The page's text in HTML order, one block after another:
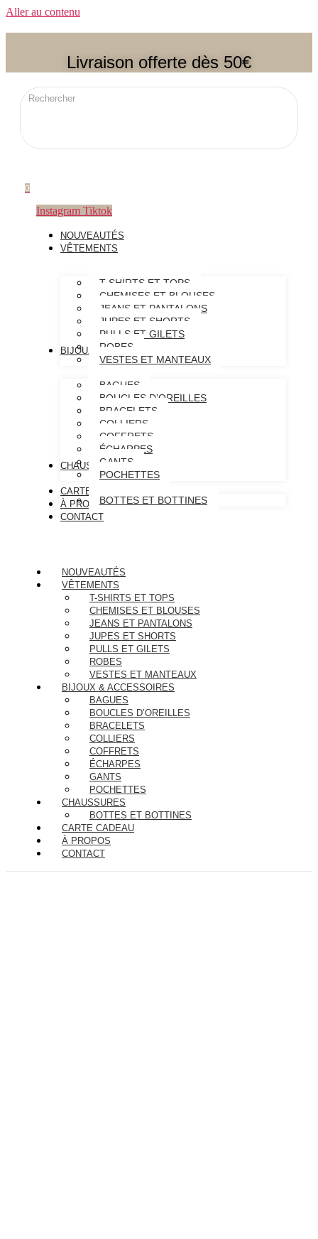
Aller au contenu
Livraison offerte dès 50€
0
Instagram Tiktok
NOUVEAUTÉS
VÊTEMENTS
T-SHIRTS ET TOPS
CHEMISES ET BLOUSES
JEANS ET PANTALONS
JUPES ET SHORTS
PULLS ET GILETS
ROBES
VESTES ET MANTEAUX
BIJOUX & ACCESSOIRES
BAGUES
BOUCLES D’OREILLES
BRACELETS
COLLIERS
COFFRETS
ÉCHARPES
GANTS
POCHETTES
CHAUSSURES
BOTTES ET BOTTINES
CARTE CADEAU
À PROPOS
CONTACT
NOUVEAUTÉS
VÊTEMENTS
T-SHIRTS ET TOPS
CHEMISES ET BLOUSES
JEANS ET PANTALONS
JUPES ET SHORTS
PULLS ET GILETS
ROBES
VESTES ET MANTEAUX
BIJOUX & ACCESSOIRES
BAGUES
BOUCLES D’OREILLES
BRACELETS
COLLIERS
COFFRETS
ÉCHARPES
GANTS
POCHETTES
CHAUSSURES
BOTTES ET BOTTINES
CARTE CADEAU
À PROPOS
CONTACT